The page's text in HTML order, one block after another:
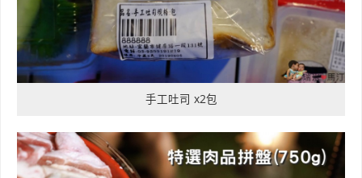
手工吐司 x2包